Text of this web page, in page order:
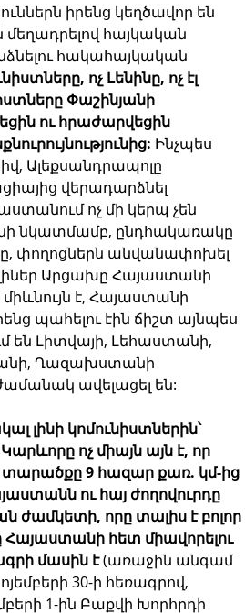
իրենց կեղծավոր են
մեղադրելով հայկական
հակահայկական
ոչ Լենինը, ոչ էլ
Փաշինյանի
ու հրաժարվեցին
Ինչպես
Ալեքսանդրապոլը
վերադարձնել
ոչ մի կերպ չեն
նկատմամբ, ընդհակառակը
փողոցներն անվանափոխել
Արցախը Հայաստանի
է, Հայաստանի
պահելու էին ճիշտ այնպես
են Լիտվայի, Լեհաստանի,
Ղազախստանի
ավելացել են:
լինի կոմունիստներին՝
ոչ միայն այն է, որ
9 հազար քառ. կմ-ից
ու հայ ժողովուրդը
ժամկետի, որը տալիս է բոլոր
հետ միավորելու
մասին է (առաջին անգամ
30-ի հեռագրով,
1-ին Բաքվի Խորհրդի